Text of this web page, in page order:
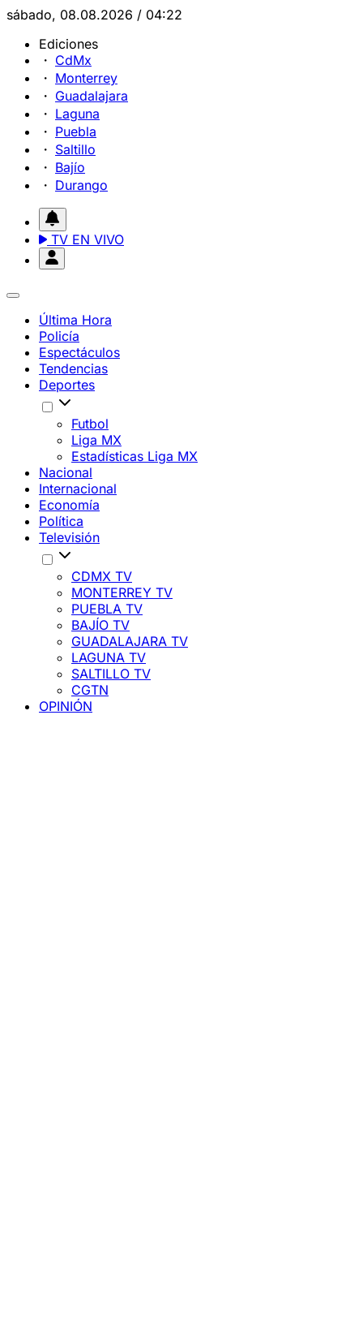
sábado, 08.08.2026 / 04:22
Ediciones
CdMx
Monterrey
Guadalajara
Laguna
Puebla
Saltillo
Bajío
Durango
TV EN VIVO
Última Hora
Policía
Espectáculos
Tendencias
Deportes
Futbol
Liga MX
Estadísticas Liga MX
Nacional
Internacional
Economía
Política
Televisión
CDMX TV
MONTERREY TV
PUEBLA TV
BAJÍO TV
GUADALAJARA TV
LAGUNA TV
SALTILLO TV
CGTN
OPINIÓN